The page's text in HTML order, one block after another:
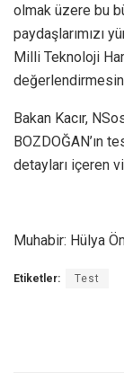
olmak üzere bu
paydaşlarımızı
Milli Teknoloji
Bakan Kacır,
BOZDOĞAN’ın
detayları içeren
Muhabir: Hülya
Etiketler: Test